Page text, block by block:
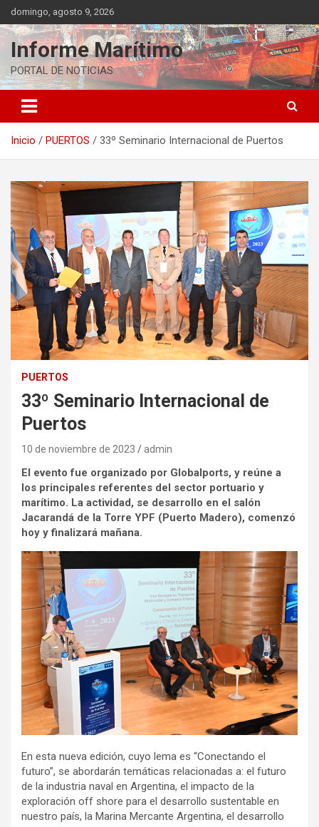
Saltar
al
contenido
domingo, agosto 9, 2026
Informe Marítimo
PORTAL DE NOTICIAS
Inicio PUERTOS 33º Seminario Internacional de Puertos
PUERTOS
33º Seminario Internacional de
Puertos
10 de noviembre de 2023 admin
El evento fue organizado por Globalports, y reúne a
los principales referentes del sector portuario y
marítimo. La actividad, se desarrollo en el salón
Jacarandá de la Torre YPF (Puerto Madero), comenzó
hoy y finalizará mañana.
En esta nueva edición, cuyo lema es “Conectando el
futuro”, se abordarán temáticas relacionadas a: el futuro
de la industria naval en Argentina, el impacto de la
exploración off shore para el desarrollo sustentable en
nuestro país, la Marina Mercante Argentina, el desarrollo